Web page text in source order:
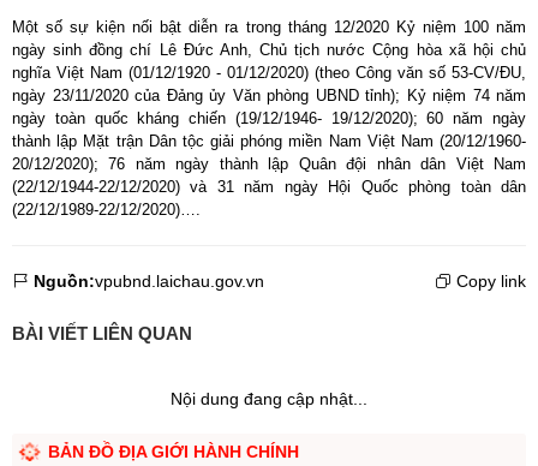
Một số sự kiện nối bật diễn ra trong tháng 12/2020 Kỷ niệm 100 năm
ngày sinh đồng chí Lê Đức Anh, Chủ tịch nước Cộng hòa xã hội chủ
nghĩa Việt Nam (01/12/1920 - 01/12/2020) (theo Công văn số 53-CV/ĐU,
ngày 23/11/2020 của Đảng ủy Văn phòng UBND tỉnh); Kỷ niệm 74 năm
ngày toàn quốc kháng chiến (19/12/1946- 19/12/2020); 60 năm ngày
thành lập Mặt trận Dân tộc giải phóng miền Nam Việt Nam (20/12/1960-
20/12/2020); 76 năm ngày thành lập Quân đội nhân dân Việt Nam
(22/12/1944-22/12/2020) và 31 năm ngày Hội Quốc phòng toàn dân
(22/12/1989-22/12/2020)….
Nguồn:vpubnd.laichau.gov.vn Copy link
BÀI VIẾT LIÊN QUAN
Nội dung đang cập nhật...
BẢN ĐỒ ĐỊA GIỚI HÀNH CHÍNH